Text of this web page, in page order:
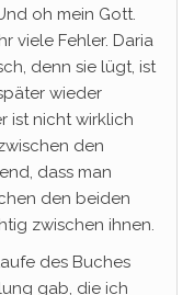
oh mein Gott.
viele Fehler. Daria
denn sie lügt, ist
wieder
ist nicht wirklich
den
dass man
den beiden
zwischen ihnen.
des Buches
gab, die ich